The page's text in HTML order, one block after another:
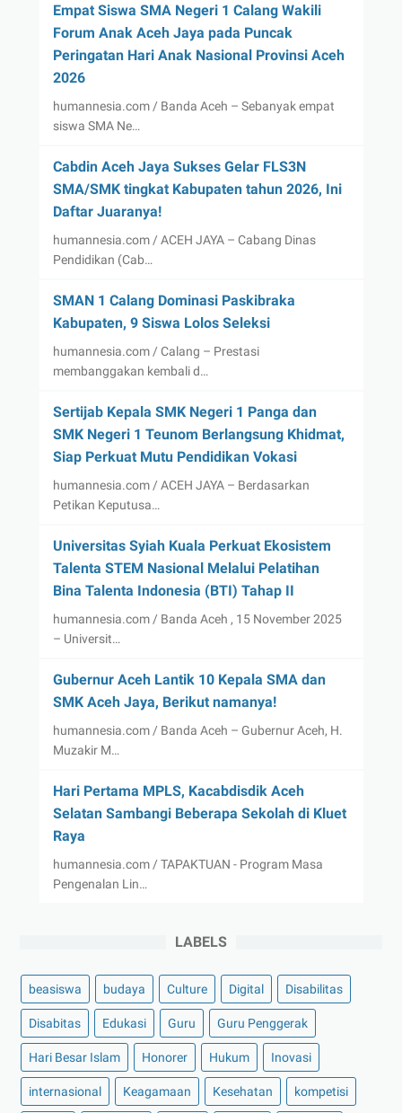
Empat Siswa SMA Negeri 1 Calang Wakili
Forum Anak Aceh Jaya pada Puncak
Peringatan Hari Anak Nasional Provinsi Aceh
2026
humannesia.com / Banda Aceh – Sebanyak empat
siswa SMA Ne…
Cabdin Aceh Jaya Sukses Gelar FLS3N
SMA/SMK tingkat Kabupaten tahun 2026, Ini
Daftar Juaranya!
humannesia.com / ACEH JAYA – Cabang Dinas
Pendidikan (Cab…
SMAN 1 Calang Dominasi Paskibraka
Kabupaten, 9 Siswa Lolos Seleksi
humannesia.com / Calang – Prestasi
membanggakan kembali d…
Sertijab Kepala SMK Negeri 1 Panga dan
SMK Negeri 1 Teunom Berlangsung Khidmat,
Siap Perkuat Mutu Pendidikan Vokasi
humannesia.com / ACEH JAYA – Berdasarkan
Petikan Keputusa…
Universitas Syiah Kuala Perkuat Ekosistem
Talenta STEM Nasional Melalui Pelatihan
Bina Talenta Indonesia (BTI) Tahap II
humannesia.com / Banda Aceh , 15 November 2025
– Universit…
Gubernur Aceh Lantik 10 Kepala SMA dan
SMK Aceh Jaya, Berikut namanya!
humannesia.com / Banda Aceh – Gubernur Aceh, H.
Muzakir M…
Hari Pertama MPLS, Kacabdisdik Aceh
Selatan Sambangi Beberapa Sekolah di Kluet
Raya
humannesia.com / TAPAKTUAN - Program Masa
Pengenalan Lin…
LABELS
beasiswa budaya Culture Digital Disabilitas
Disabitas Edukasi Guru Guru Penggerak
Hari Besar Islam Honorer Hukum Inovasi
internasional Keagamaan Kesehatan kompetisi